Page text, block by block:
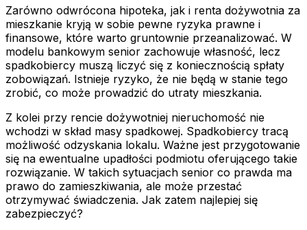
Zarówno odwrócona hipoteka, jak i renta dożywotnia za
mieszkanie kryją w sobie pewne ryzyka prawne i
finansowe, które warto gruntownie przeanalizować. W
modelu bankowym senior zachowuje własność, lecz
spadkobiercy muszą liczyć się z koniecznością spłaty
zobowiązań. Istnieje ryzyko, że nie będą w stanie tego
zrobić, co może prowadzić do utraty mieszkania.
Z kolei przy rencie dożywotniej nieruchomość nie
wchodzi w skład masy spadkowej. Spadkobiercy tracą
możliwość odzyskania lokalu. Ważne jest przygotowanie
się na ewentualne upadłości podmiotu oferującego takie
rozwiązanie. W takich sytuacjach senior co prawda ma
prawo do zamieszkiwania, ale może przestać
otrzymywać świadczenia. Jak zatem najlepiej się
zabezpieczyć?